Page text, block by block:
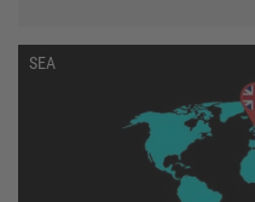
SEA